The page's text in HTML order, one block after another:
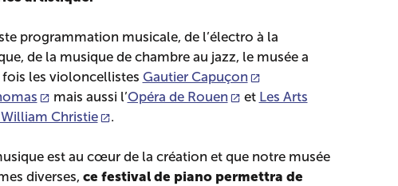
programmation musicale, de l’électro à la
de la musique de chambre au jazz, le musée a
fois les violoncellistes Gautier Capuçon
mais aussi l’Opéra de Rouen et Les Arts
Christie
.
est au cœur de la création et que notre musée
diverses, ce festival de piano permettra de